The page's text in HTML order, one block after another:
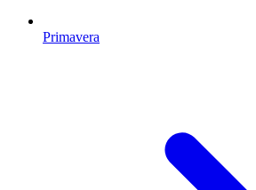
Primavera